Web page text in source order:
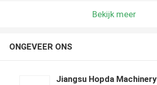
Bekijk meer
ONGEVEER ONS
Jiangsu Hopda Machinery